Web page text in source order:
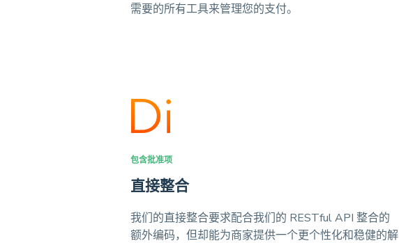
需要的所有工具来管理您的支付。
包含批准项
直接整合
我们的直接整合要求配合我们的 RESTful API 整合的
额外编码，但却能为商家提供一个更个性化和稳健的解